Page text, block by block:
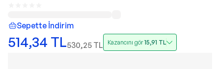
Sepette İndirim
514,34 TL530,25 TL Kazancını gör15,91 TL